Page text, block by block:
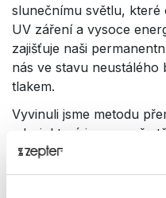
slunečnímu světlu, které
UV záření a vysoce
zajišťuje naši
nás ve stavu neustálého
tlakem.
Vyvinuli jsme metodu
zdroj, který je pro naše
základě naší
vědeckých pilotních